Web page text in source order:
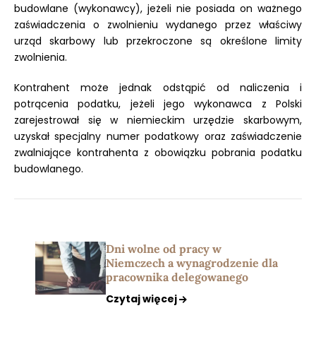
budowlane (wykonawcy), jeżeli nie posiada on ważnego
zaświadczenia o zwolnieniu wydanego przez właściwy
urząd skarbowy lub przekroczone są określone limity
zwolnienia.
Kontrahent może jednak odstąpić od naliczenia i
potrącenia podatku, jeżeli jego wykonawca z Polski
zarejestrował się w niemieckim urzędzie skarbowym,
uzyskał specjalny numer podatkowy oraz zaświadczenie
zwalniające kontrahenta z obowiązku pobrania podatku
budowlanego.
Dni wolne od pracy w
Niemczech a wynagrodzenie dla
pracownika delegowanego
Czytaj więcej